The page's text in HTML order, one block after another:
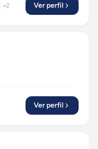
+2 Ver perfil
Ver perfil